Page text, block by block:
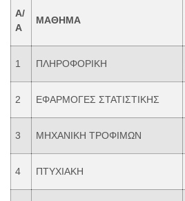
Α/
Α
ΜΑΘΗΜΑ
1 ΠΛΗΡΟΦΟΡΙΚΗ
2 ΕΦΑΡΜΟΓΕΣ ΣΤΑΤΙΣΤΙΚΗΣ
3 ΜΗΧΑΝΙΚΗ ΤΡΟΦΙΜΩΝ
4 ΠΤΥΧΙΑΚΗ